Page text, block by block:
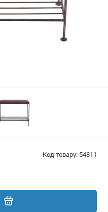
Код товару: 54811